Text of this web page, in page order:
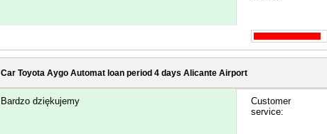
Car Toyota Aygo Automat loan period 4 days Alicante Airport
Bardzo dziękujemy
Customer
service: